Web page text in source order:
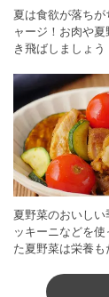
夏は食欲が落ち
ャージ！お肉や
き飛ばしましょう
夏野菜のおいし
ッキーニなどを
た夏野菜は栄養